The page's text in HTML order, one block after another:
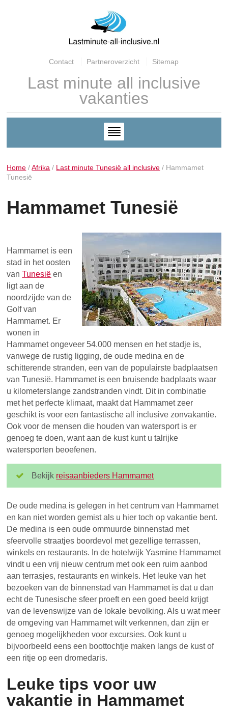
Contact Partneroverzicht Sitemap
Last minute all inclusive
vakanties
Home /Afrika / Last minute Tunesië all inclusive / Hammamet
Tunesië
Hammamet Tunesië
Hammamet is een
stad in het oosten
vanTunesië en
ligt aan de
noordzijde van de
Golf van
Hammamet. Er
wonen in
Hammamet ongeveer 54.000 mensen en het stadje is,
vanwege de rustig ligging, de oude medina en de
schitterende stranden, een van de populairste badplaatsen
van Tunesië. Hammamet is een bruisende badplaats waar
u kilometerslange zandstranden vindt. Dit in combinatie
met het perfecte klimaat, maakt dat Hammamet zeer
geschikt is voor een fantastische all inclusive zonvakantie.
Ook voor de mensen die houden van watersport is er
genoeg te doen, want aan de kust kunt u talrijke
watersporten beoefenen.
Bekijk reisaanbieders Hammamet
De oude medina is gelegen in het centrum van Hammamet
en kan niet worden gemist als u hier toch op vakantie bent.
De medina is een oude ommuurde binnenstad met
sfeervolle straatjes boordevol met gezellige terrassen,
winkels en restaurants. In de hotelwijk Yasmine Hammamet
vindt u een vrij nieuw centrum met ook een ruim aanbod
aan terrasjes, restaurants en winkels. Het leuke van het
bezoeken van de binnenstad van Hammamet is dat u dan
echt de Tunesische sfeer proeft en een goed beeld krijgt
van de levenswijze van de lokale bevolking. Als u wat meer
de omgeving van Hammamet wilt verkennen, dan zijn er
genoeg mogelijkheden voor excursies. Ook kunt u
bijvoorbeeld eens een boottochtje maken langs de kust of
een ritje op een dromedaris.
Leuke tips voor uw
vakantie in Hammamet